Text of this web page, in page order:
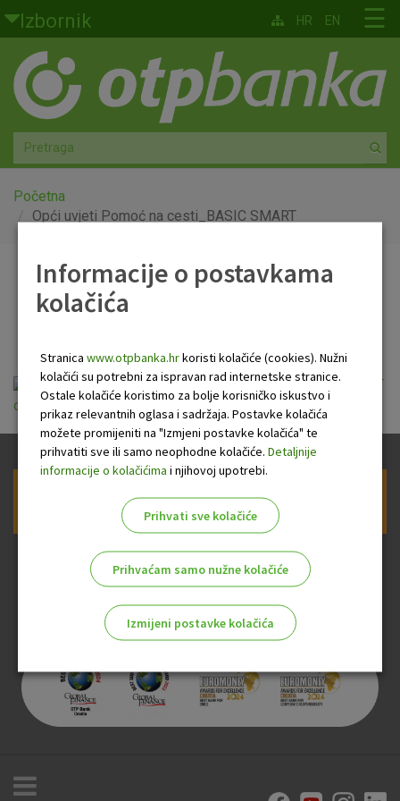
Skoči na glavni sadržaj
Izbornik
Građani
Privatno bankarstvo
Agro
Mala poduzeća i obrtnici
Globalna tržišta
O nama
☰
HR EN
Početna
Opći uvjeti Pomoć na cesti_BASIC SMART
Opći uvjeti Pomoć na
cesti_BASIC SMART
Opci uvjeti OTP Pomoc na cesti_BASIC SMART
od 1.1.2025..pdf
Prijava na newsletter OTP banke
Informacije o postavkama
kolačića
Stranica www.otpbanka.hrkoristi kolačiće (cookies). Nužni
kolačići su potrebni za ispravan rad internetske stranice.
Ostale kolačiće koristimo za bolje korisničko iskustvo i
prikaz relevantnih oglasa i sadržaja. Postavke kolačića
možete promijeniti na "Izmjeni postavke kolačića" te
prihvatiti sve ili samo neophodne kolačiće. Detaljnije
informacije o kolačićima i njihovoj upotrebi.
Prihvati sve kolačiće
Prihvaćam samo nužne kolačiće
Izmijeni postavke kolačića